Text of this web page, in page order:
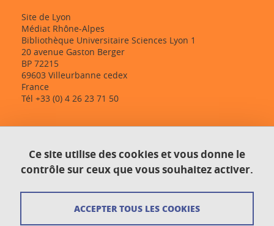
Site de Lyon
Médiat Rhône-Alpes
Bibliothèque Universitaire Sciences Lyon 1
20 avenue Gaston Berger
BP 72215
69603 Villeurbanne cedex
France
Tél +33 (0) 4 26 23 71 50
Plan du site
Crédits
Mentions légales
Ce site utilise des cookies et vous donne le
contrôle sur ceux que vous souhaitez activer.
ACCEPTER TOUS LES COOKIES